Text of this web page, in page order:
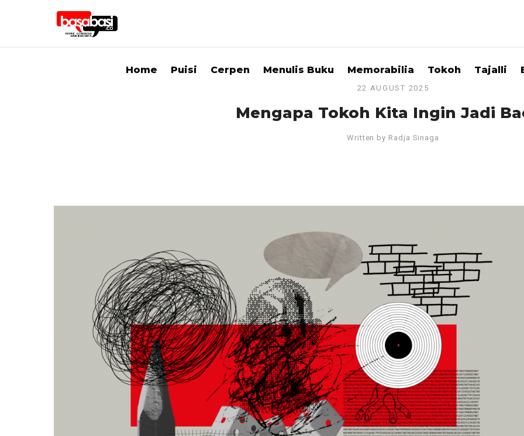
Home Puisi Cerpen Menulis Buku Memorabilia Tokoh Tajalli
22 AUGUST 2025
Mengapa Tokoh Kita Ingin Jadi
Written by Radja Sinaga